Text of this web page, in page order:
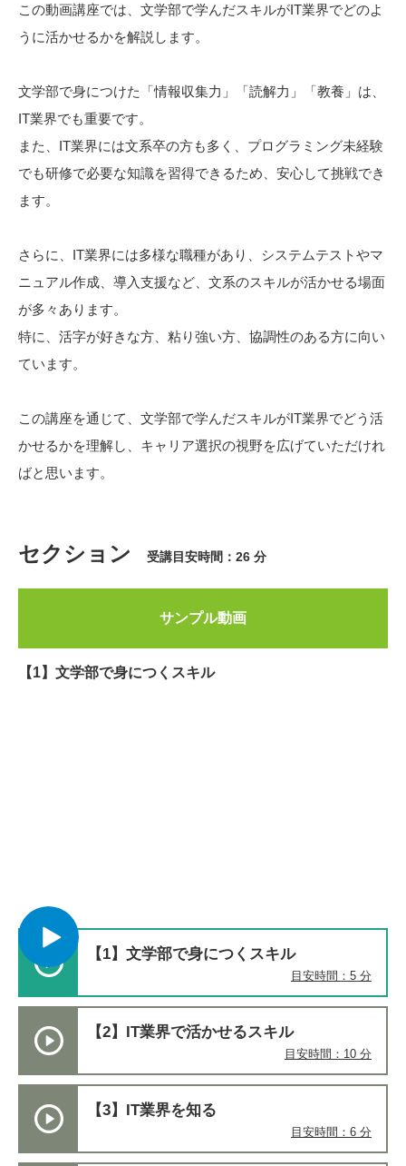
この動画講座では、文学部で学んだスキルがIT業界でどのよ
うに活かせるかを解説します。
文学部で身につけた「情報収集力」「読解力」「教養」は、
IT業界でも重要です。
また、IT業界には文系卒の方も多く、プログラミング未経験
でも研修で必要な知識を習得できるため、安心して挑戦でき
ます。
さらに、IT業界には多様な職種があり、システムテストやマ
ニュアル作成、導入支援など、文系のスキルが活かせる場面
が多々あります。
特に、活字が好きな方、粘り強い方、協調性のある方に向い
ています。
この講座を通じて、文学部で学んだスキルがIT業界でどう活
かせるかを理解し、キャリア選択の視野を広げていただけれ
ばと思います。
セクション 受講目安時間：26 分
【1】文学部で身につくスキル
目安時間：5 分
【2】IT業界で活かせるスキル
目安時間：10 分
【3】IT業界を知る
目安時間：6 分
サンプル動画
【1】文学部で身につくスキル